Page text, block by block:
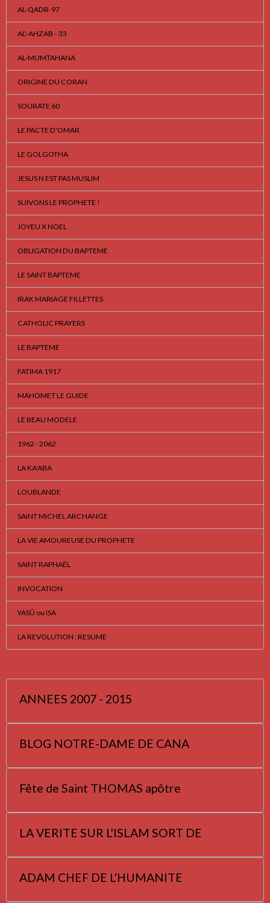
AL-QADR-97
AL'-AHZAB - 33
AL-MUMTAHANA
ORIGINE DU CORAN
SOURATE 60
LE PACTE D'OMAR
LE GOLGOTHA
JESUS N EST PAS MUSLIM
SUIVONS LE PROPHETE !
JOYEU X NOEL
OBLIGATION DU BAPTEME
LE SAINT BAPTEME
IRAK MARIAGE FILLETTES
CATHOLIC PRAYERS
LE BAPTEME
FATIMA 1917
MAHOMET LE GUIDE
LE BEAU MODELE
1962 - 2062
LA KA'ABA
LOUBLANDE
SAINT MICHEL ARCHANGE
LA VIE AMOUREUSE DU PROPHETE
SAINT RAPHAËL
INVOCATION
YASÛ ou ISA
LA REVOLUTION : RESUME
ANNEES 2007 - 2015
BLOG NOTRE-DAME DE CANA
Fête de Saint THOMAS apôtre
LA VERITE SUR L'ISLAM SORT DE
ADAM CHEF DE L'HUMANITE